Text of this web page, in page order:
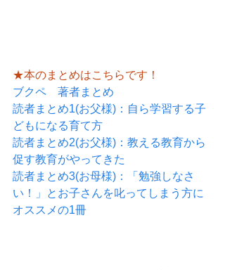
★本のまとめはこちらです！
ブクペ　著者まとめ
読者まとめ1(お父様)：自ら学習する子
どもになる育て方
読者まとめ2(お父様)：教える教育から
促す教育がやってきた
読者まとめ3(お母様)：「勉強しなさ
い！」とお子さんを叱ってしまう方に
オススメの1冊